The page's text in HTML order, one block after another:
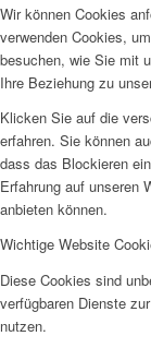
Wir können Cookies
verwenden Cookies,
besuchen, wie Sie mit
Ihre Beziehung zu
Klicken Sie auf die
erfahren. Sie können
dass das Blockieren
Erfahrung auf unseren
anbieten können.
Wichtige Website
Diese Cookies sind
verfügbaren Dienste
nutzen.